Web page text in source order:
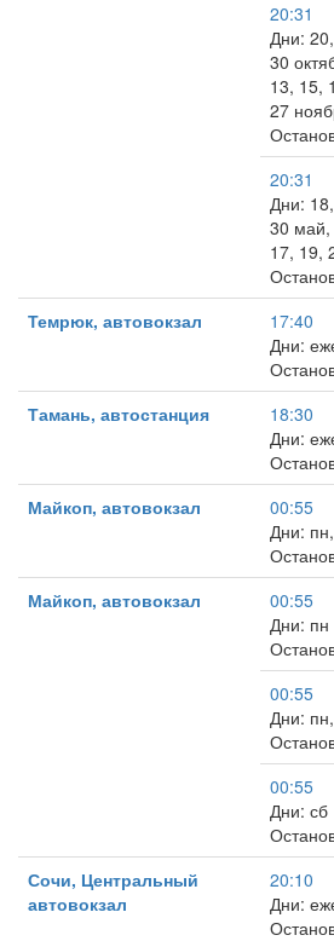
20:31
Дни:
30
13, 15,
27
20:31
Дни:
30 май,
17, 19,
Темрюк, автовокзал
17:40
Дни:
Тамань, автостанция
18:30
Дни:
Майкоп, автовокзал
00:55
Дни:
Майкоп, автовокзал
00:55
Дни: пн
00:55
Дни:
00:55
Дни: сб
Сочи, Центральный
автовокзал
20:10
Дни: